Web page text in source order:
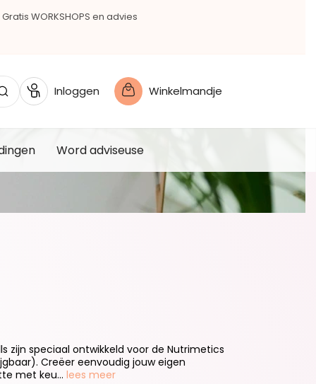
Gratis WORKSHOPS en advies
Inloggen Winkelmandje
Word adviseuse
zijn speciaal ontwikkeld voor de Nutrimetics
Creëer eenvoudig jouw eigen
met keu... lees meer